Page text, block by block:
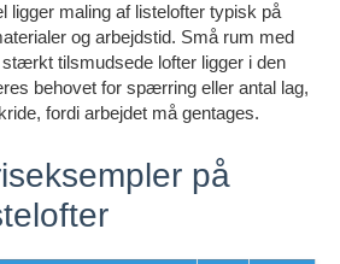
ligger maling af listelofter typisk på
og arbejdstid. Små rum med
tilsmudsede lofter ligger i den
behovet for spærring eller antal lag,
fordi arbejdet må gentages.
på